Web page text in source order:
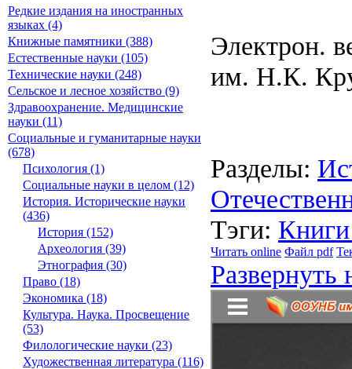
Редкие издания на иностранных
языках (4)
Книжные памятники (388)
Естественные науки (105)
Технические науки (248)
Сельское и лесное хозяйство (9)
Здравоохранение. Медицинские
науки (11)
Социальные и гуманитарные науки
(678)
Психология (1)
Социальные науки в целом (12)
История. Исторические науки
(436)
История (152)
Археология (39)
Этнография (30)
Право (18)
Экономика (18)
Культура. Наука. Просвещение
(53)
Филологические науки (23)
Художественная литература (116)
Электрон.
им. Н.К.
Разделы:
Тэги:
Читать online Файл pdf
Развернуть